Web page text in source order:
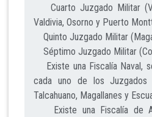
Cuarto Juzgado Militar
Valdivia, Osorno y Puerto
Quinto Juzgado Militar
Séptimo Juzgado Militar
Existe una Fiscalía Naval,
cada uno de los Juzgados
Talcahuano, Magallanes y
Existe una Fiscalía de